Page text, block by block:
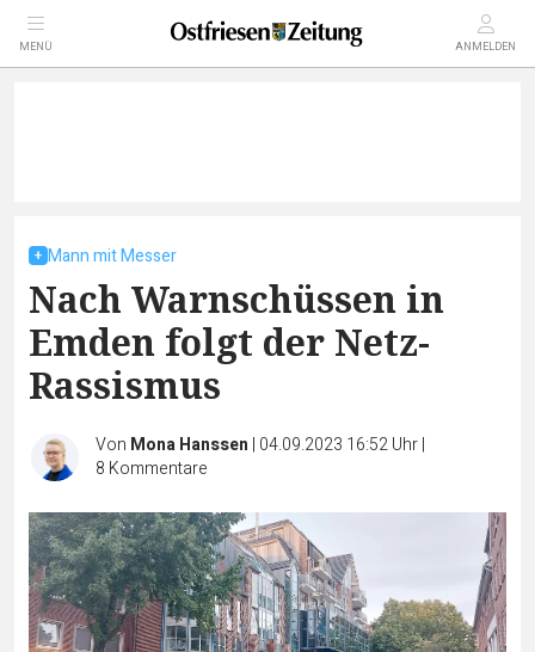
MENÜ ANMELDEN
Mann mit Messer
Nach Warnschüssen in
Emden folgt der Netz-
Rassismus
Von Mona Hanssen | 04.09.2023 16:52 Uhr|
8 Kommentare